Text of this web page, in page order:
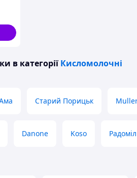
в категорії Кисломолочні
Старий Порицьк
Danone Koso